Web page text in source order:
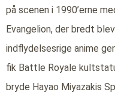
på scenen i 1990’erne
Evangelion, der bredt
indflydelsesrige anime
fik Battle Royale
bryde Hayao Miyazakis